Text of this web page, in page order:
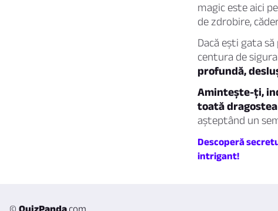
magic este aici
de zdrobire,
Dacă ești gata
centura de
profundă,
Amintește-ți,
toată
așteptând un
Descoperă
intrigant!
© QuizPanda.com